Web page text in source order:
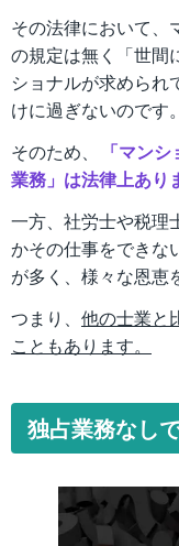
その法律において、
の規定は無く「世間
ショナルが求められ
けに過ぎないのです。
そのため、
「マン
業務」は法律上あり
一方、社労士や税理
かその仕事をできな
が多く、様々な恩恵
つまり、 他の士業と
こともあります。
独占業務なし